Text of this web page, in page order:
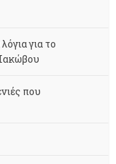
για το
που